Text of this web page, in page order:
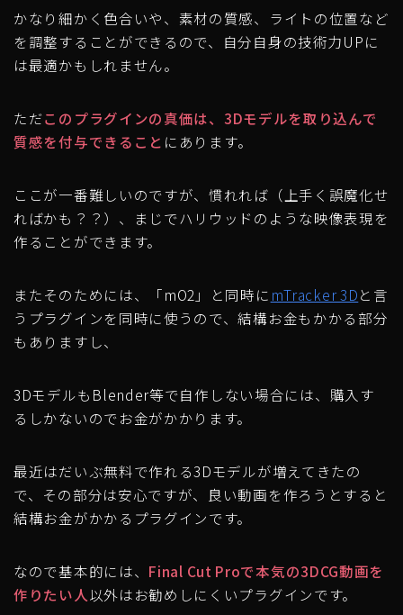
かなり細かく色合いや、素材の質感、ライトの位置など
を調整することができるので、自分自身の技術力UPに
は最適かもしれません。
ただこのプラグインの真価は、3Dモデルを取り込んで
質感を付与できること にあります。
ここが一番難しいのですが、慣れれば（上手く誤魔化せ
ればかも？？）、まじでハリウッドのような映像表現を
作ることができます。
またそのためには、「mO2」と同時に mTracker 3Dと言
うプラグインを同時に使うので、結構お金もかかる部分
もありますし、
3DモデルもBlender等で自作しない場合には、購入す
るしかないのでお金がかかります。
最近はだいぶ無料で作れる3Dモデルが増えてきたの
で、その部分は安心ですが、良い動画を作ろうとすると
結構お金がかかるプラグインです。
なので基本的には、 Final Cut Proで本気の3DCG動画を
作りたい人以外はお勧めしにくいプラグインです。